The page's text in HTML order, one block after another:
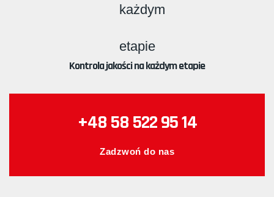
Kontrola jakości na każdym etapie
+48 58 522 95 14
Zadzwoń do nas